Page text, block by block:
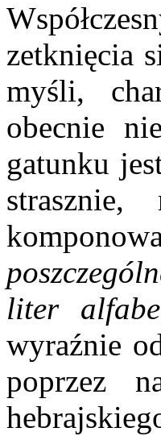
zetknięcia
myśli,
obecnie
gatunku
liter
wyraźnie
poprzez